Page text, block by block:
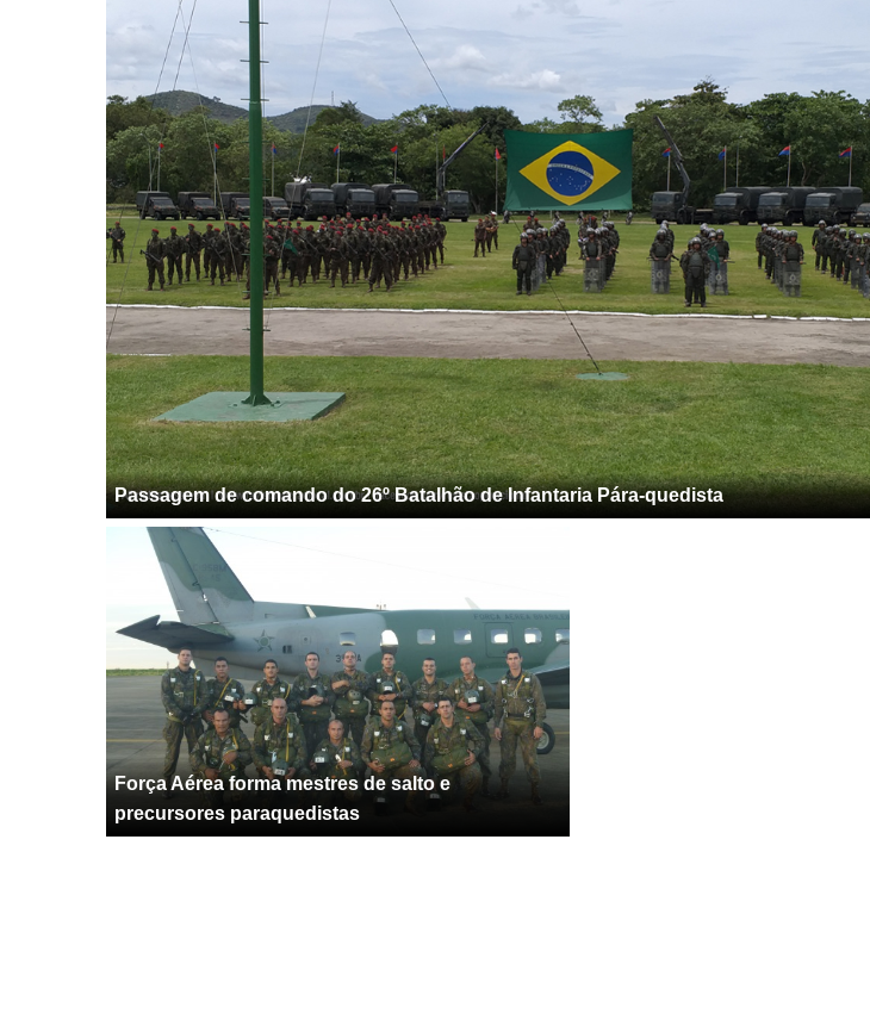
Passagem de comando do 26º Batalhão de Infantaria Pára-quedista
Força Aérea forma mestres de salto e
precursores paraquedistas